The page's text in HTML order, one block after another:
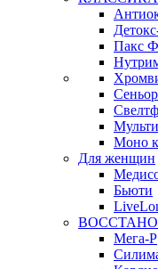
Пакс
Моно
Для женщин
Бьюти
Мега-Р